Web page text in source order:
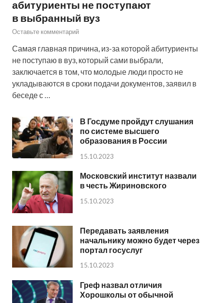
абитуриенты не поступают
в выбранный вуз
Оставьте комментарий
Самая главная причина, из-за которой абитуриенты
не поступаю в вуз, который сами выбрали,
заключается в том, что молодые люди просто не
укладываются в сроки подачи документов, заявил в
беседе с …
В Госдуме пройдут слушания
по системе высшего
образования в России
15.10.2023
Московский институт назвали
в честь Жириновского
15.10.2023
Передавать заявления
начальнику можно будет через
портал госуслуг
15.10.2023
Греф назвал отличия
Хорошколы от обычной